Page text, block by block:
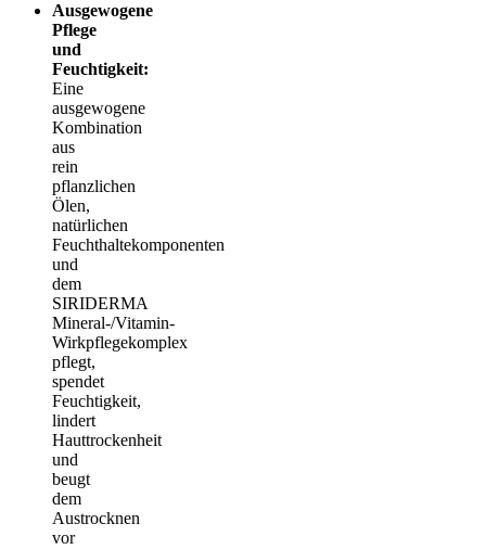
Ausgewogene
Pflege
und
Feuchtigkeit:
Eine
ausgewogene
Kombination
aus
rein
pflanzlichen
Ölen,
natürlichen
Feuchthaltekomponenten
und
dem
SIRIDERMA
Mineral-/Vitamin-
Wirkpflegekomplex
pflegt,
spendet
Feuchtigkeit,
lindert
Hauttrockenheit
und
beugt
dem
Austrocknen
vor